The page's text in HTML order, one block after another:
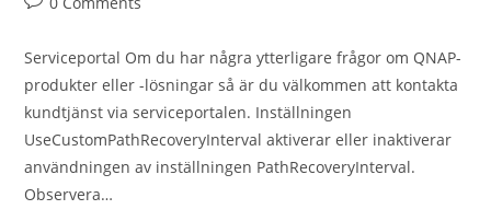
Serviceportal Om du har några ytterligare frågor om QNAP-
produkter eller -lösningar så är du välkommen att kontakta
kundtjänst via serviceportalen. Inställningen
UseCustomPathRecoveryInterval aktiverar eller inaktiverar
användningen av inställningen PathRecoveryInterval.
Observera…